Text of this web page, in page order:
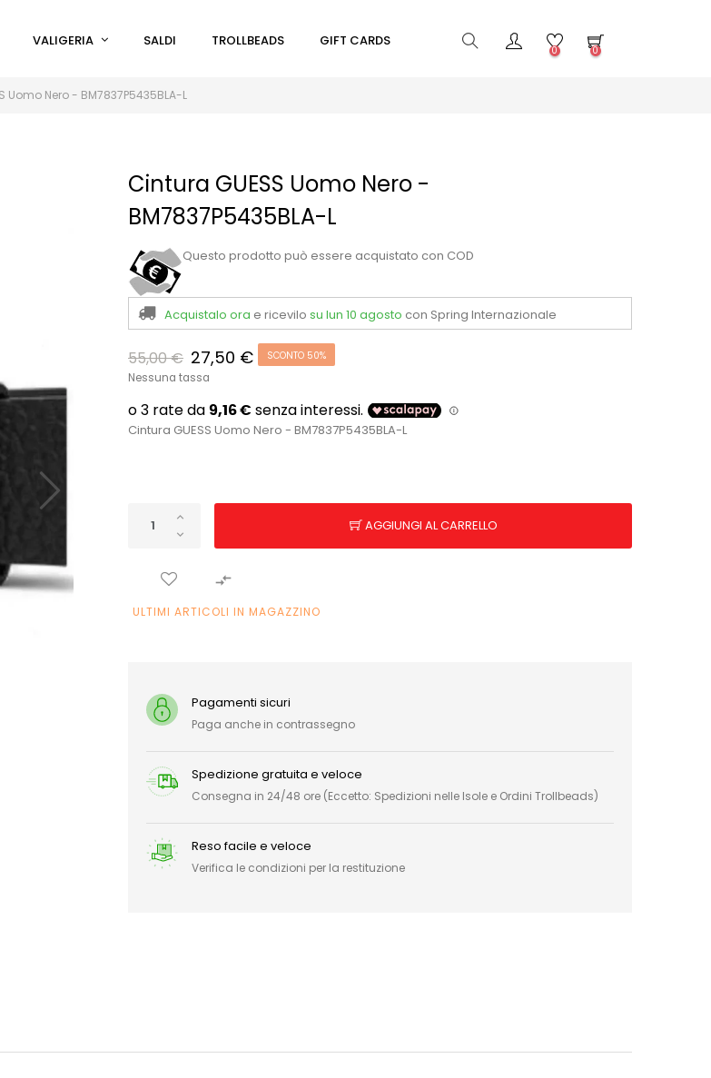
VALIGERIA SALDI TROLLBEADS GIFT CARDS
0 0
Uomo Nero - BM7837P5435BLA-L
Cintura GUESS Uomo Nero -
BM7837P5435BLA-L
Questo prodotto può essere acquistato con COD
Acquistalo ora e ricevilo su lun 10 agosto con Spring Internazionale
55,00 € 27,50 € SCONTO 50%
Nessuna tassa
Cintura GUESS Uomo Nero - BM7837P5435BLA-L
AGGIUNGI AL CARRELLO

ULTIMI ARTICOLI IN MAGAZZINO
Pagamenti sicuri
Paga anche in contrassegno
Spedizione gratuita e veloce
Consegna in 24/48 ore (Eccetto: Spedizioni nelle Isole e Ordini Trollbeads)
Reso facile e veloce
Verifica le condizioni per la restituzione